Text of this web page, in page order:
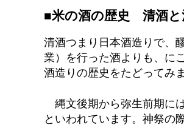
■米の酒の歴史 清酒と
清酒つまり日本酒造りで、
業）を行った酒よりも、に
酒造りの歴史をたどってみ
縄文後期から弥生前期に
といわれています。神祭の